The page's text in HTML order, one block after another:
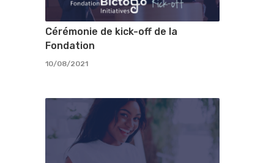
Cérémonie de kick-off de la
Fondation
10/08/2021